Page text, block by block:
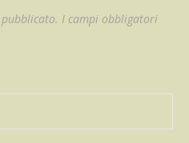
I campi obbligatori